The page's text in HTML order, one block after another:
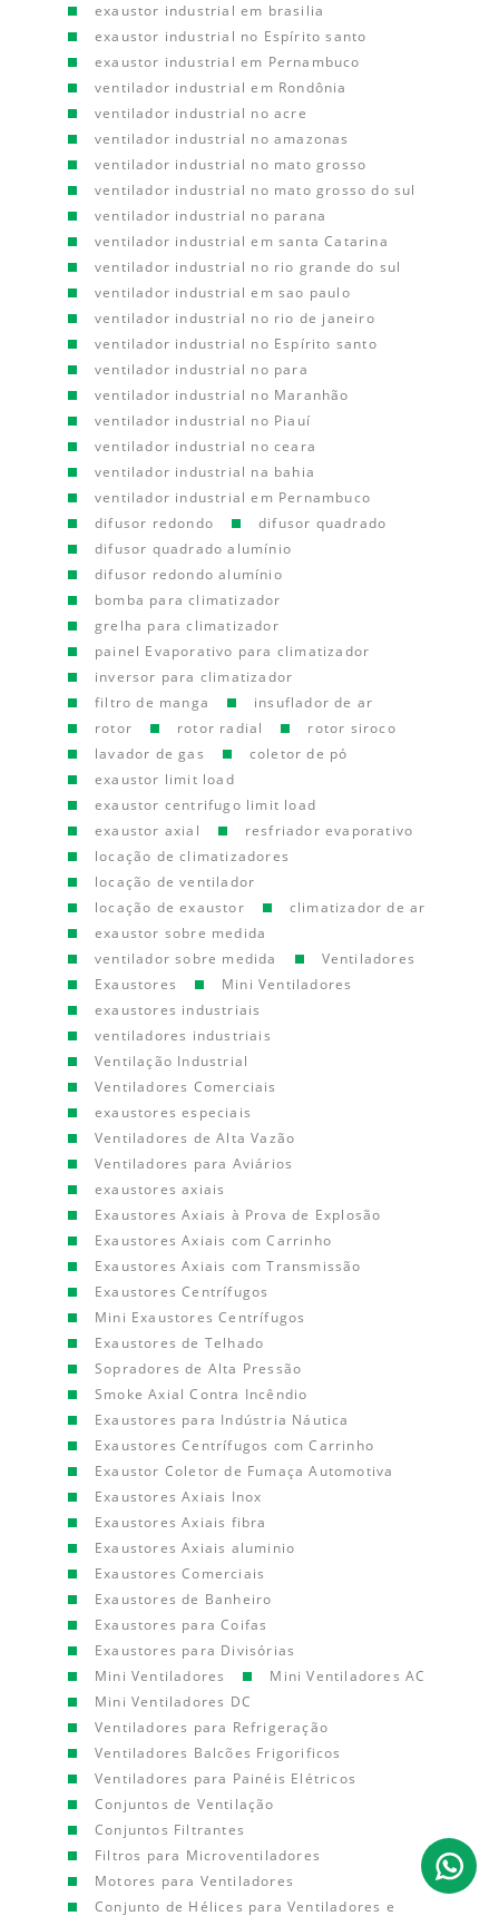
exaustor industrial em brasilia
exaustor industrial no Espírito santo
exaustor industrial em Pernambuco
ventilador industrial em Rondônia
ventilador industrial no acre
ventilador industrial no amazonas
ventilador industrial no mato grosso
ventilador industrial no mato grosso do sul
ventilador industrial no parana
ventilador industrial em santa Catarina
ventilador industrial no rio grande do sul
ventilador industrial em sao paulo
ventilador industrial no rio de janeiro
ventilador industrial no Espírito santo
ventilador industrial no para
ventilador industrial no Maranhão
ventilador industrial no Piauí
ventilador industrial no ceara
ventilador industrial na bahia
ventilador industrial em Pernambuco
difusor redondo
difusor quadrado
difusor quadrado alumínio
difusor redondo alumínio
bomba para climatizador
grelha para climatizador
painel Evaporativo para climatizador
inversor para climatizador
filtro de manga
insuflador de ar
rotor
rotor radial
rotor siroco
lavador de gas
coletor de pó
exaustor limit load
exaustor centrifugo limit load
exaustor axial
resfriador evaporativo
locação de climatizadores
locação de ventilador
locação de exaustor
climatizador de ar
exaustor sobre medida
ventilador sobre medida
Ventiladores
Exaustores
Mini Ventiladores
exaustores industriais
ventiladores industriais
Ventilação Industrial
Ventiladores Comerciais
exaustores especiais
Ventiladores de Alta Vazão
Ventiladores para Aviários
exaustores axiais
Exaustores Axiais à Prova de Explosão
Exaustores Axiais com Carrinho
Exaustores Axiais com Transmissão
Exaustores Centrífugos
Mini Exaustores Centrífugos
Exaustores de Telhado
Sopradores de Alta Pressão
Smoke Axial Contra Incêndio
Exaustores para Indústria Náutica
Exaustores Centrífugos com Carrinho
Exaustor Coletor de Fumaça Automotiva
Exaustores Axiais Inox
Exaustores Axiais fibra
Exaustores Axiais aluminio
Exaustores Comerciais
Exaustores de Banheiro
Exaustores para Coifas
Exaustores para Divisórias
Mini Ventiladores
Mini Ventiladores AC
Mini Ventiladores DC
Ventiladores para Refrigeração
Ventiladores Balcões Frigorificos
Ventiladores para Painéis Elétricos
Conjuntos de Ventilação
Conjuntos Filtrantes
Filtros para Microventiladores
Motores para Ventiladores
Conjunto de Hélices para Ventiladores e